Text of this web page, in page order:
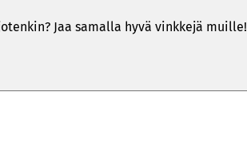
Jaa samalla hyvä vinkkejä muille!